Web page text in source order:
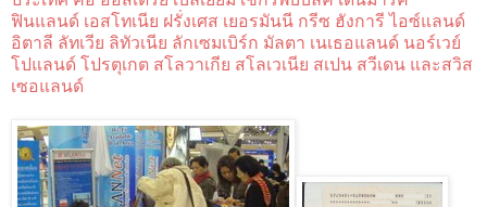
ฟินแลนด์ เอสโทเนีย ฝรั่งเศส เยอรมันนี กรีซ ฮังการี ไอซ์แลนด์
อิตาลี ลัทเวีย ลิทัวเนีย ลักเซมเบิร์ก มัลตา เนเธอแลนด์ นอร์เวย์
โปแลนด์ โปรตุเกต สโลวาเกีย สโลเวเนีย สเปน สวีเดน และสวิส
เซอแลนด์